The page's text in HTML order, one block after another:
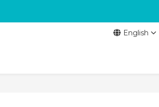
English